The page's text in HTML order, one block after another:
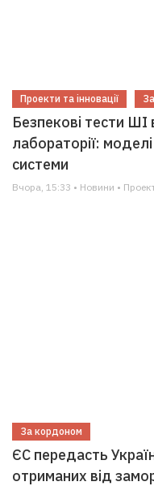
Проекти та інновації
Безпекові тести
лабораторії:
системи
Вчора, 15:33 • Новини •
За кордоном
ЄС передасть
отриманих від